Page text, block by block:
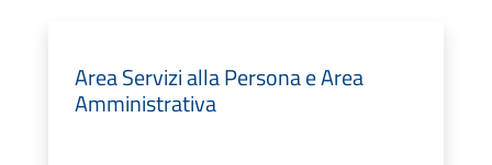
Area Servizi alla Persona e Area
Amministrativa